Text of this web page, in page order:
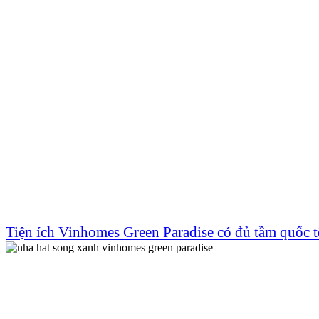
Tiện ích Vinhomes Green Paradise có đủ tầm quốc